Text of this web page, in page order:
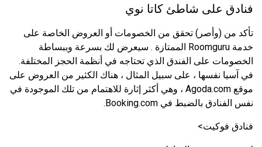
فنادق على شاطئ كاتا نوي
تأكد من (وأصر) تحقق من الخصومات أو العروض الخاصة على
خدمة Roomguru الممتازة . سيعرض لك بسرعة وببساطة
الخصومات على الفندق الذي تحتاجه في أنظمة الحجز المختلفة.
في آسيا نفسها ، على سبيل المثال ، هناك الكثير من العروض على
موقع Agoda.com ، وهي أكثر إثارة للاهتمام من تلك الموجودة في
نفس الفنادق بالضبط في Booking.com.
فنادق فوكيت>